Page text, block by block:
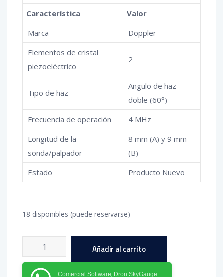
era:
es:
Característica
Valor
Marca
Doppler
Elementos de cristal
piezoeléctrico
2
Tipo de haz
Angulo de haz
doble (60°)
Frecuencia de operación
4 MHz
Longitud de la
sonda/palpador
8 mm (A) y 9 mm
(B)
Estado
Producto Nuevo
18 disponibles (puede reservarse)
Palpador
equipo
UT
Añadir al carrito
Comercial Software, Dron SkyGauge